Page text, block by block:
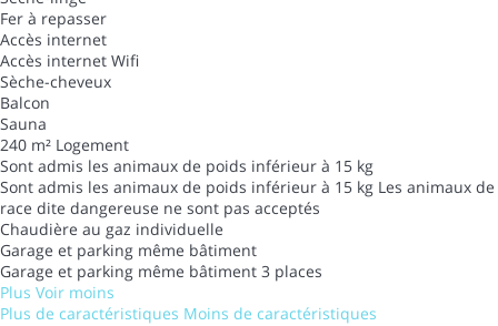
Fer à repasser
Accès internet
Accès internet Wifi
Sèche-cheveux
Balcon
Sauna
240 m² Logement
Sont admis les animaux de poids inférieur à 15 kg
Sont admis les animaux de poids inférieur à 15 kg Les animaux de
race dite dangereuse ne sont pas acceptés
Chaudière au gaz individuelle
Garage et parking même bâtiment
Garage et parking même bâtiment 3 places
Plus Voir moins
Plus de caractéristiques Moins de caractéristiques